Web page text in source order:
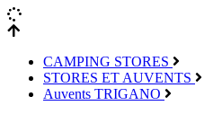
CAMPING STORES
STORES ET AUVENTS
Auvents TRIGANO